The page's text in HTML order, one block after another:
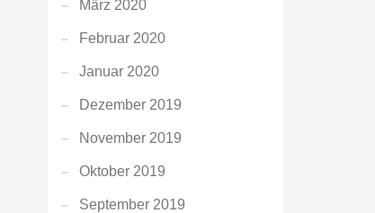
März 2020
Februar 2020
Januar 2020
Dezember 2019
November 2019
Oktober 2019
September 2019